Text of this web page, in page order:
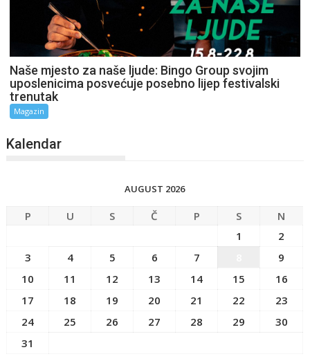
Naše mjesto za naše ljude: Bingo Group svojim
uposlenicima posvećuje posebno lijep festivalski
trenutak
Magazin
Kalendar
AUGUST 2026
P U S Č P S
N
1
2
3
4 5 6 7
9
10
11 12 13 14 15
16
17
18 19 20 21 22
23
24
25 26 27 28 29
30
31